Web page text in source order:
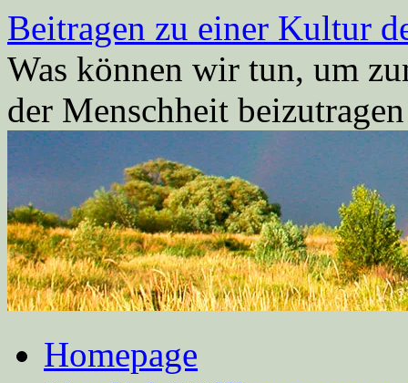
Zum
Inhalt
springen
Beitragen zu einer Kultur
Was können wir tun, um
der Menschheit
Homepage